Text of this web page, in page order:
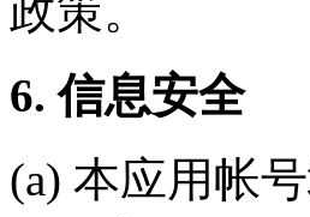
政策。
6. 信息安全
(a) 本应用帐